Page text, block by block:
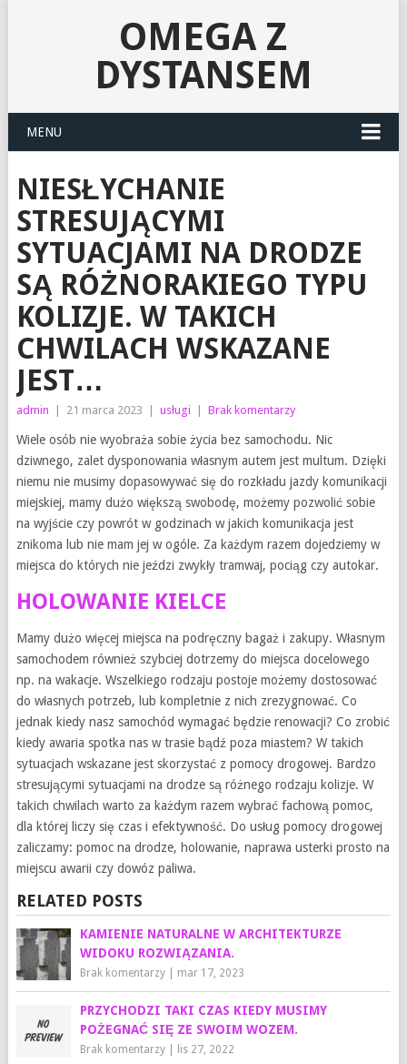
OMEGA Z
DYSTANSEM
MENU
NIESŁYCHANIE
STRESUJĄCYMI
SYTUACJAMI NA DRODZE
SĄ RÓŻNORAKIEGO TYPU
KOLIZJE. W TAKICH
CHWILACH WSKAZANE
JEST…
admin 21 marca 2023 usługi Brak komentarzy
Wiele osób nie wyobraża sobie życia bez samochodu. Nic
dziwnego, zalet dysponowania własnym autem jest multum. Dzięki
niemu nie musimy dopasowywać się do rozkładu jazdy komunikacji
miejskiej, mamy dużo większą swobodę, możemy pozwolić sobie
na wyjście czy powrót w godzinach w jakich komunikacja jest
znikoma lub nie mam jej w ogóle. Za każdym razem dojedziemy w
miejsca do których nie jeździ zwykły tramwaj, pociąg czy autokar.
HOLOWANIE KIELCE
Mamy dużo więcej miejsca na podręczny bagaż i zakupy. Własnym
samochodem również szybciej dotrzemy do miejsca docelowego
np. na wakacje. Wszelkiego rodzaju postoje możemy dostosować
do własnych potrzeb, lub kompletnie z nich zrezygnować. Co
jednak kiedy nasz samochód wymagać będzie renowacji? Co zrobić
kiedy awaria spotka nas w trasie bądź poza miastem? W takich
sytuacjach wskazane jest skorzystać z pomocy drogowej. Bardzo
stresującymi sytuacjami na drodze są różnego rodzaju kolizje. W
takich chwilach warto za każdym razem wybrać fachową pomoc,
dla której liczy się czas i efektywność. Do usług pomocy drogowej
zaliczamy: pomoc na drodze, holowanie, naprawa usterki prosto na
miejscu awarii czy dowóz paliwa.
RELATED POSTS
KAMIENIE NATURALNE W ARCHITEKTURZE
WIDOKU ROZWIĄZANIA.
Brak komentarzy| mar 17, 2023
PRZYCHODZI TAKI CZAS KIEDY MUSIMY
POŻEGNAĆ SIĘ ZE SWOIM WOZEM.
Brak komentarzy| lis 27, 2022